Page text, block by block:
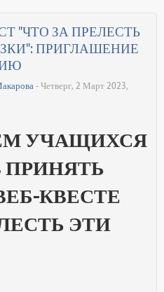
"ЧТО ЗА ПРЕЛЕСТЬ
ПРИГЛАШЕНИЕ
- Четверг, 2 Март 2023,
УЧАЩИХСЯ
ПРИНЯТЬ
КВЕСТЕ
ЭТИ